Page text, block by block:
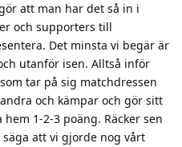
att man har det så in i
och supporters till
Det minsta vi begär är
utanför isen. Alltså inför
tar på sig matchdressen
och kämpar och gör sitt
1-2-3 poäng. Räcker sen
att vi gjorde nog vårt